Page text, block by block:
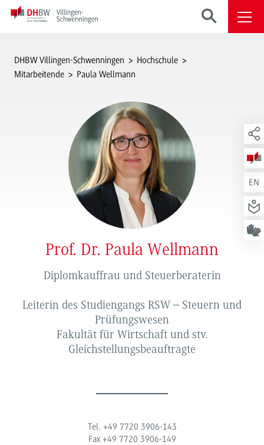
EN
DHBW Villingen-Schwenningen
Hochschule
Mitarbeitende
Paula Wellmann
Prof. Dr. Paula Wellmann
Diplomkauffrau und Steuerberaterin
Leiterin des Studiengangs RSW – Steuern und
Prüfungswesen
Fakultät für Wirtschaft und stv.
Gleichstellungsbeauftragte
Tel. +49 7720 3906-143
Fax +49 7720 3906-149